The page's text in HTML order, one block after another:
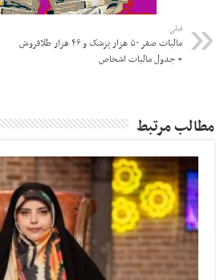
قبلی
مالیات صفر ۵۰ هزار پزشک و ۴۶ هزار طلافروش
+ جدول مالیات اشخاص
مطالب مرتبط